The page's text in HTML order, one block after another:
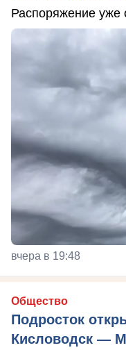
Распоряжение уже
вчера в 19:48
Общество
Подросток
Кисловодск —